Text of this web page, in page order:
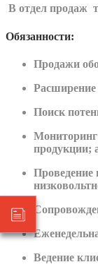
В отдел продаж
Обязанности:
Продажи
Расширение
Поиск
Мониторинг
продукции;
Проведение
Ведение